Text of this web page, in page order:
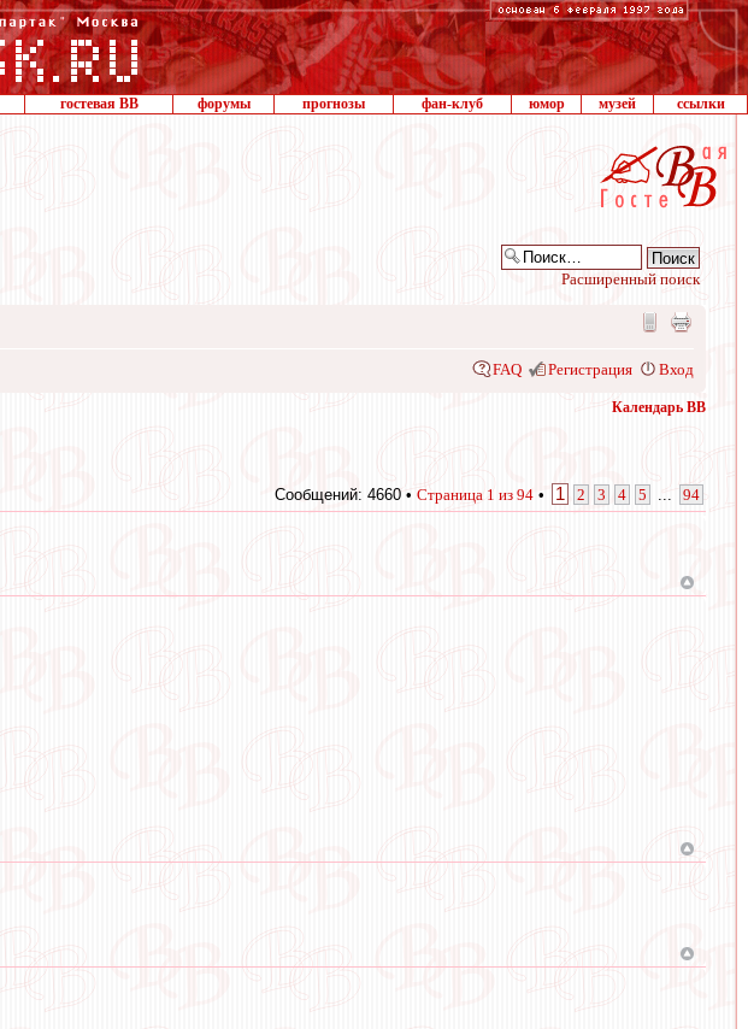
гостевая ВВ форумы прогнозы фан-клуб юмор музей ссылки
Расширенный поиск
FAQ Регистрация Вход
Календарь ВВ
Сообщений: 4660 • Страница 1 из 94 • 1 2 3 4 5 94